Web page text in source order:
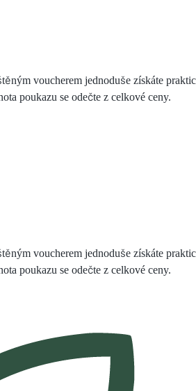
voucherem jednoduše získáte
poukazu se odečte z celkové ceny.
voucherem jednoduše získáte
poukazu se odečte z celkové ceny.